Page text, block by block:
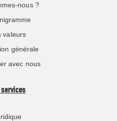
nous ?
valeurs
générale
avec nous
services